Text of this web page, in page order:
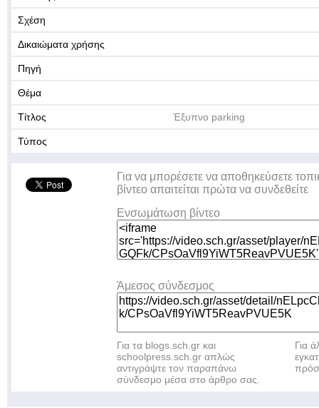
Σχέση
Δικαιώματα χρήσης
Πηγή
Θέμα
Τίτλος Έξυπνο parking
Τύπος
Για να μπορέσετε να αποθηκεύσετε
βίντεο απαιτείται πρώτα να συνδεθείτε
Ενσωμάτωση βίντεο
Άμεσος σύνδεσμος
Για τα blogs.sch.gr και
schoolpress.sch.gr απλώς
αντιγράψτε τον παραπάνω
σύνδεσμο μέσα στο άρθρο σας.
Για